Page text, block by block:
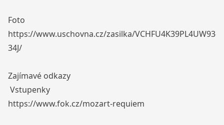
Foto
https://www.uschovna.cz/zasilka/VCHFU4K39PL4UW93-
34J/
Zajímavé odkazy
Vstupenky
https://www.fok.cz/mozart-requiem